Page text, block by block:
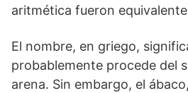
aritmética fueron
El nombre, en griego,
probablemente procede del
arena. Sin embargo, el